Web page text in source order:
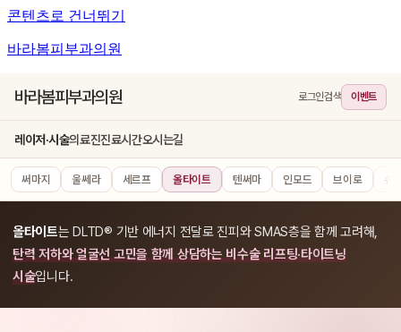
콘텐츠로 건너뛰기
바라봄피부과의원
바라봄피부과의원 로그인검색 이벤트
레이저·시술의료진진료시간오시는길
써마지 울쎄라 세르프 올타이트 텐써마 인모드 브이로 슈
올타이트는 DLTD® 기반 에너지 전달로 진피와 SMAS층을 함께 고려해,
탄력 저하와 얼굴선 고민을 함께 상담하는 비수술 리프팅·타이트닝
시술입니다.